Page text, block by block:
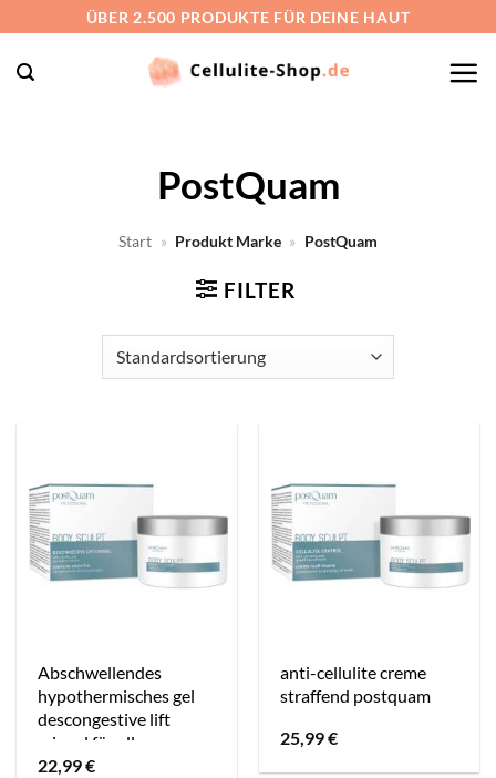
springen
ÜBER 2.500 PRODUKTE FÜR DEINE HAUT
PostQuam
Start » Produkt Marke » PostQuam
FILTER
Abschwellendes
hypothermisches gel
descongestive lift
criogel für alle
hauttypen postquam
22,99€
anti-cellulite creme
straffend postquam
25,99€